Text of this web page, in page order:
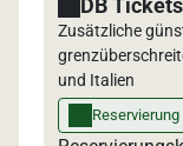
DB
Zusätzliche
und Italien
Reservierung